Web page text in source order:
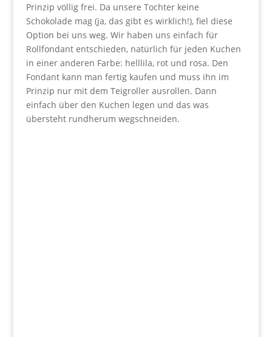
Prinzip völlig frei. Da unsere Tochter keine
Schokolade mag (ja, das gibt es wirklich!), fiel diese
Option bei uns weg. Wir haben uns einfach für
Rollfondant entschieden, natürlich für jeden Kuchen
in einer anderen Farbe: helllila, rot und rosa. Den
Fondant kann man fertig kaufen und muss ihn im
Prinzip nur mit dem Teigroller ausrollen. Dann
einfach über den Kuchen legen und das was
übersteht rundherum wegschneiden.